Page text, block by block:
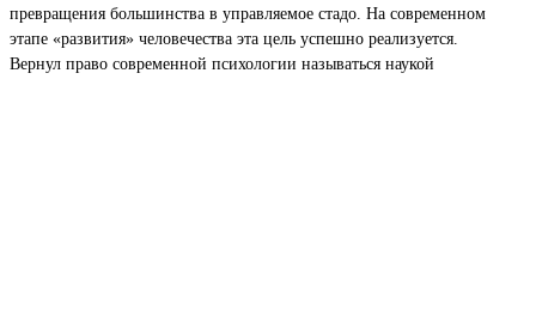
превращения большинства в управляемое стадо. На современном
этапе «развития» человечества эта цель успешно реализуется.
Вернул право современной психологии называться наукой